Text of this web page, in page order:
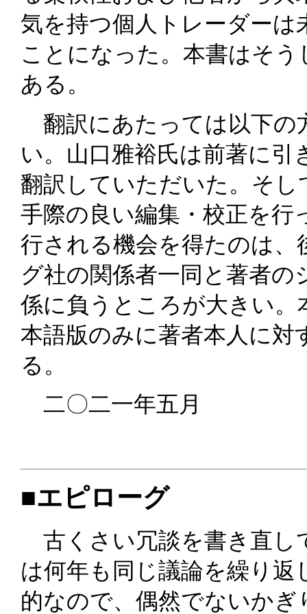
気を持つ個人トレーダーは
ことになった。本書はそ
ある。
翻訳にあたっては以下の
い。山口雅裕氏は前著に引
翻訳していただいた。そ
手際の良い編集・校正を
行される機会を得たのは
グ社の関係者一同と著者
係に負うところが大きい
本語版のみに著者本人に
る。
二〇二一年五月
■エピローグ
古くさい冗談を書き直し
は何年も同じ議論を繰り
的なので、偶然でないか